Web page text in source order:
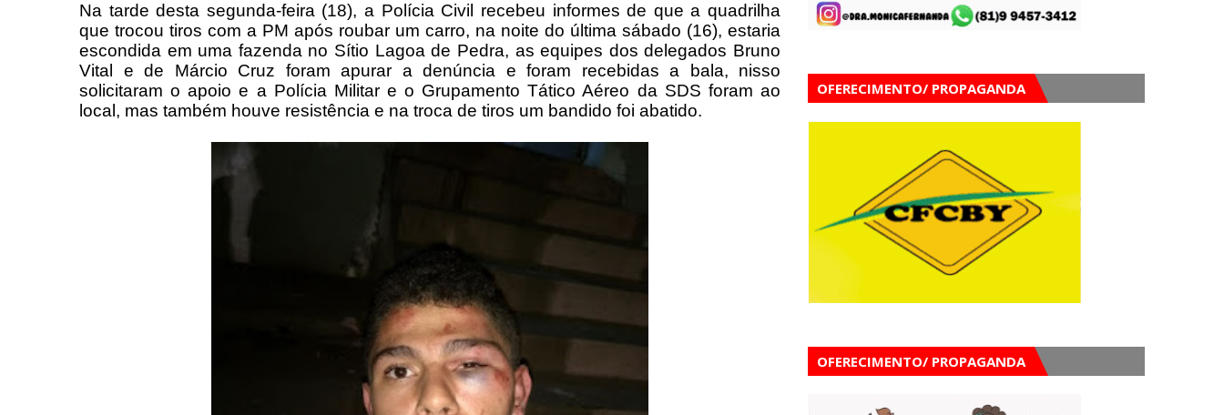
Na tarde desta segunda-feira (18), a Polícia Civil recebeu informes de que a quadrilha
que trocou tiros com a PM após roubar um carro, na noite do última sábado (16), estaria
escondida em uma fazenda no Sítio Lagoa de Pedra, as equipes dos delegados Bruno
Vital e de Márcio Cruz foram apurar a denúncia e foram recebidas a bala, nisso
solicitaram o apoio e a Polícia Militar e o Grupamento Tático Aéreo da SDS foram ao
local, mas também houve resistência e na troca de tiros um bandido foi abatido.
OFERECIMENTO/ PROPAGANDA
OFERECIMENTO/ PROPAGANDA